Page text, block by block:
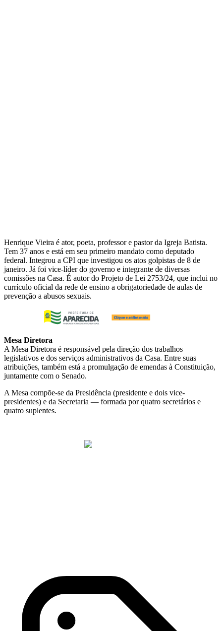
Henrique Vieira é ator, poeta, professor e pastor da Igreja Batista.
Tem 37 anos e está em seu primeiro mandato como deputado
federal. Integrou a CPI que investigou os atos golpistas de 8 de
janeiro. Já foi vice-líder do governo e integrante de diversas
comissões na Casa. É autor do Projeto de Lei 2753/24, que inclui no
currículo oficial da rede de ensino a obrigatoriedade de aulas de
prevenção a abusos sexuais.
Mesa Diretora
A Mesa Diretora é responsável pela direção dos trabalhos
legislativos e dos serviços administrativos da Casa. Entre suas
atribuições, também está a promulgação de emendas à Constituição,
juntamente com o Senado.
A Mesa compõe-se da Presidência (presidente e dois vice-
presidentes) e da Secretaria — formada por quatro secretários e
quatro suplentes.